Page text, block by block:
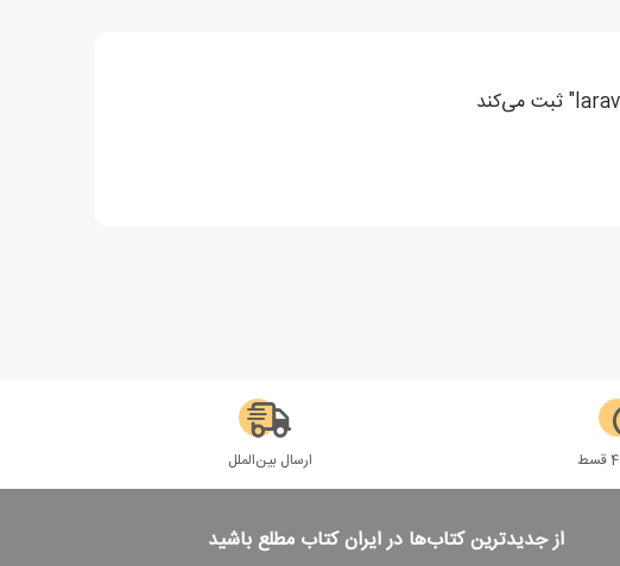
ارسال بین‌الملل
از جدیدترین کتاب‌ها در ایران کتاب مطلع باشید